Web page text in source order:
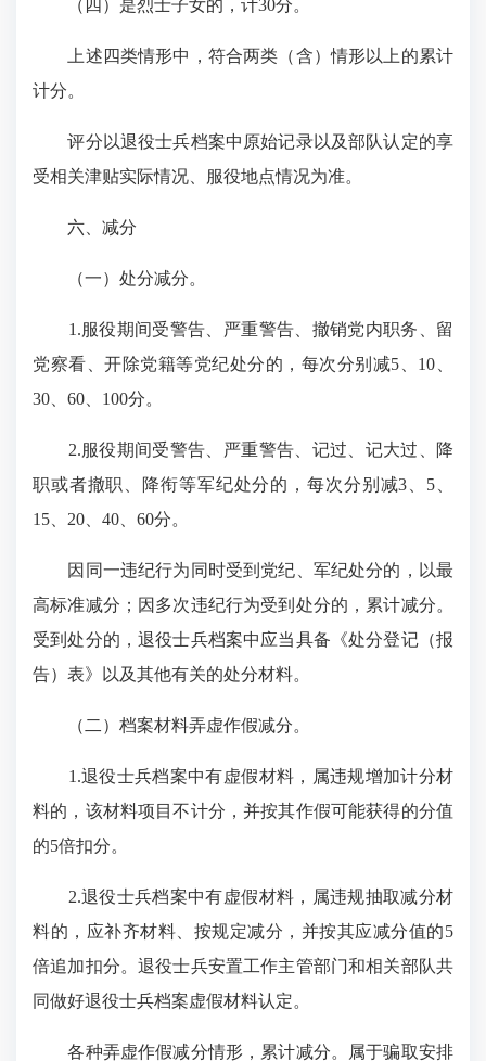
（四）是烈士子女的，计30分。
上述四类情形中，符合两类（含）情形以上的累计
计分。
评分以退役士兵档案中原始记录以及部队认定的享
受相关津贴实际情况、服役地点情况为准。
六、减分
（一）处分减分。
1.服役期间受警告、严重警告、撤销党内职务、留
党察看、开除党籍等党纪处分的，每次分别减5、10、
30、60、100分。
2.服役期间受警告、严重警告、记过、记大过、降
职或者撤职、降衔等军纪处分的，每次分别减3、5、
15、20、40、60分。
因同一违纪行为同时受到党纪、军纪处分的，以最
高标准减分；因多次违纪行为受到处分的，累计减分。
受到处分的，退役士兵档案中应当具备《处分登记（报
告）表》以及其他有关的处分材料。
（二）档案材料弄虚作假减分。
1.退役士兵档案中有虚假材料，属违规增加计分材
料的，该材料项目不计分，并按其作假可能获得的分值
的5倍扣分。
2.退役士兵档案中有虚假材料，属违规抽取减分材
料的，应补齐材料、按规定减分，并按其应减分值的5
倍追加扣分。退役士兵安置工作主管部门和相关部队共
同做好退役士兵档案虚假材料认定。
各种弄虚作假减分情形，累计减分。属于骗取安排